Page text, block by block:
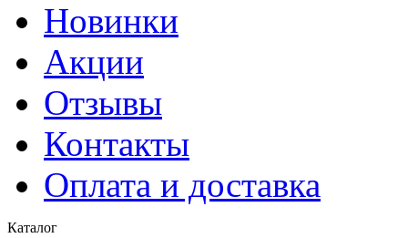
Новинки
Акции
Отзывы
Контакты
Оплата и доставка
Каталог